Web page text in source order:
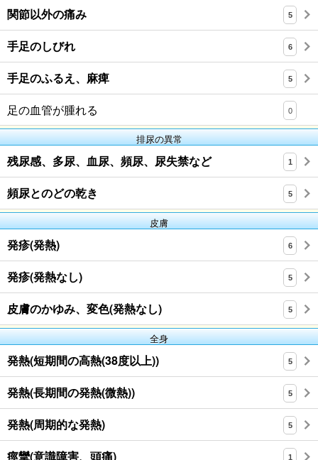
関節以外の痛み 5
手足のしびれ 6
手足のふるえ、麻痺 5
足の血管が腫れる 0
排尿の異常
残尿感、多尿、血尿、頻尿、尿失禁など 1
頻尿とのどの乾き 5
皮膚
発疹(発熱) 6
発疹(発熱なし) 5
皮膚のかゆみ、変色(発熱なし) 5
全身
発熱(短期間の高熱(38度以上)) 5
発熱(長期間の発熱(微熱)) 5
発熱(周期的な発熱) 5
痙攣(意識障害、頭痛) 1